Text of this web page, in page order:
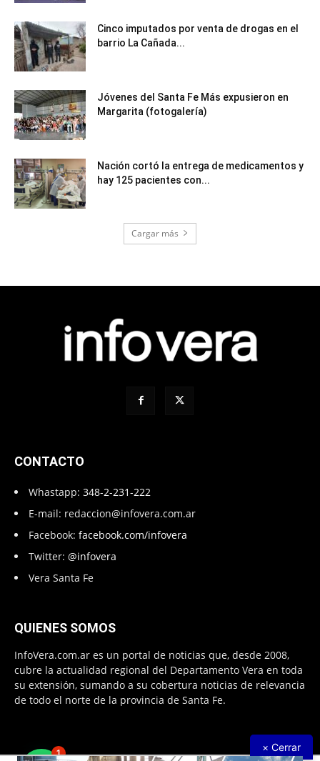
Cinco imputados por venta de drogas en el
barrio La Cañada...
Jóvenes del Santa Fe Más expusieron en
Margarita (fotogalería)
Nación cortó la entrega de medicamentos y
hay 125 pacientes con...
Cargar más
CONTACTO
Whastapp: 348-2-231-222
E-mail: redaccion@infovera.com.ar
Facebook: facebook.com/infovera
Twitter: @infovera
Vera Santa Fe
QUIENES SOMOS
InfoVera.com.ar es un portal de noticias que, desde 2008,
cubre la actualidad regional del Departamento Vera en toda
su extensión, sumando a su cobertura noticias de relevancia
de todo el norte de la provincia de Santa Fe.
× Cerrar
1